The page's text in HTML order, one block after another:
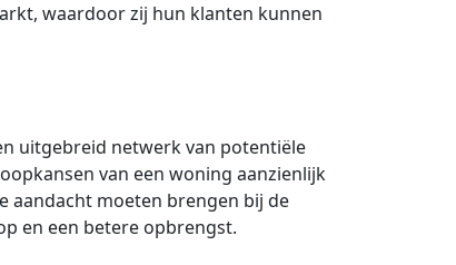
waardoor zij hun klanten kunnen
uitgebreid netwerk van potentiële
van een woning aanzienlijk
aandacht moeten brengen bij de
en een betere opbrengst.